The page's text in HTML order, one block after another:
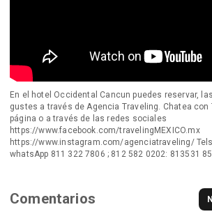
En el hotel Occidental Cancun puedes reservar,
gustes a través de Agencia Traveling. Chatea con
página o a través de las redes sociales
https://www.facebook.com/travelingMEXICO.mx
https://www.instagram.com/agenciatraveling/
whatsApp 811 322 7806 ; 812 582 0202: 813531
Comentarios